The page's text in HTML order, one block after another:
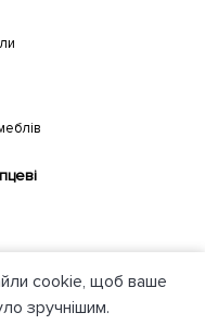
р-н,
cookie, щоб ваше
зручнішим.